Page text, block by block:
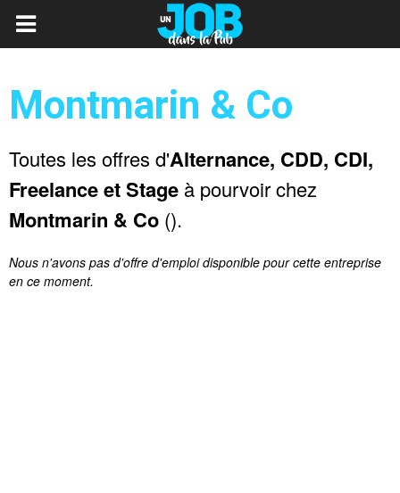
Montmarin & Co
Toutes les offres d'Alternance, CDD, CDI,
Freelance et Stage à pourvoir chez
Montmarin & Co ().
Nous n'avons pas d'offre d'emploi disponible pour cette entreprise
en ce moment.